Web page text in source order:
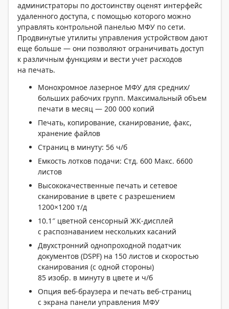
администраторы по достоинству оценят интерфейс
удаленного доступа, с помощью которого можно
управлять контрольной панелью МФУ по сети.
Продвинутые утилиты управления устройством дают
еще больше — они позволяют ограничивать доступ
к различным функциям и вести учет расходов
на печать.
Монохромное лазерное МФУ для средних/
больших рабочих групп. Максимальный объем
печати в месяц — 200 000 копий
Печать, копирование, сканирование, факс,
хранение файлов
Страниц в минуту: 56 ч/б
Емкость лотков подачи: Стд. 600 Макс. 6600
листов
Высококачественные печать и сетевое
сканирование в цвете с разрешением
1200×1200 т/д
10.1″ цветной сенсорный ЖК-дисплей
с распознаванием нескольких касаний
Двухстронний однопроходной податчик
документов (DSPF) на 150 листов и скоростью
сканирования (с одной стороны)
85 изобр. в минуту в цвете и ч/б
Опция веб-браузера и печать веб-страниц
с экрана панели управления МФУ